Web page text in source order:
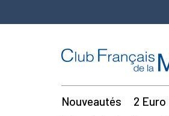
Nouveautés 2 Euro